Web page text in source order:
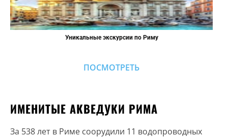
Уникальные экскурсии по Риму
ПОСМОТРЕТЬ
ИМЕНИТЫЕ АКВЕДУКИ РИМА
За 538 лет в Риме соорудили 11 водопроводных